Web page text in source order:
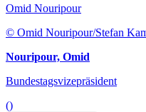
Omid Nouripour
© Omid Nouripour/Stefan
Nouripour, Omid
Bundestagsvizepräsident
()